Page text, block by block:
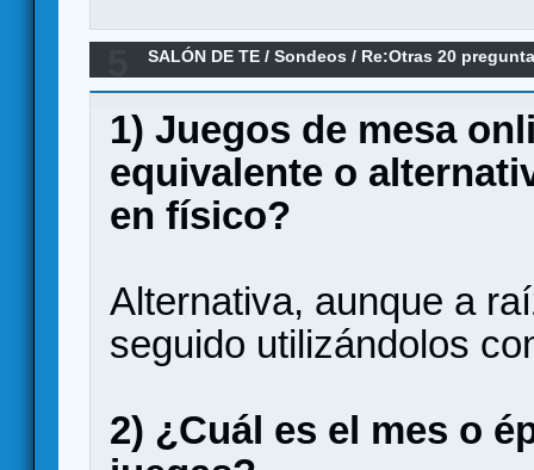
SALÓN DE TE /Sondeos / Re:Otras 20
1) Juegos de mesa
equivalente o
en físico?
Alternativa, aunque a
seguido utilizándolos
2) ¿Cuál es el mes o